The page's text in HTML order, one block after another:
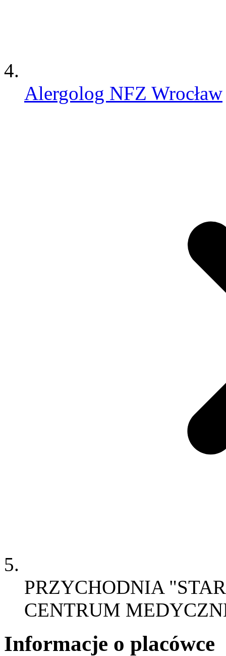
Alergolog NFZ Wrocław
PRZYCHODNIA
CENTRUM
Informacje o placówce